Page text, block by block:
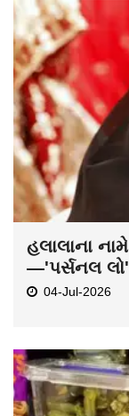
હલાલાના
—'પર્સનલ
04-Jul-2026